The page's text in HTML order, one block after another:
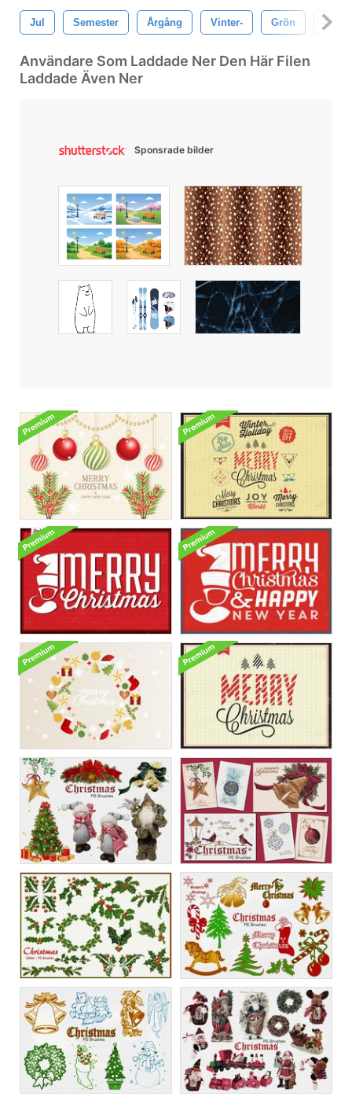
Jul Semester Årgång Vinter- Grön Gräns
Användare Som Laddade Ner Den Här Filen
Laddade Även Ner
Sponsrade bilder